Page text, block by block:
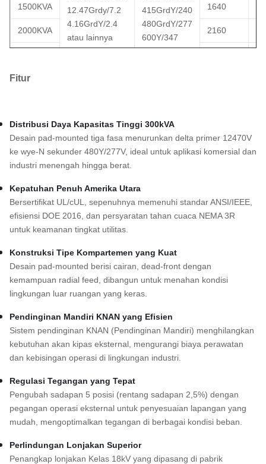
12.47Grdy/7.2
4.16GrdY/2.4
atau lainnya
415GrdY/240
480GrdY/277
600Y/347
1500KVA 1640
2000KVA 2160
3000KVA
Fitur
Distribusi Daya Kapasitas Tinggi 300kVA
Desain pad-mounted tiga fasa menurunkan delta primer 12470V
ke wye-N sekunder 480Y/277V, ideal untuk aplikasi komersial dan
industri menengah hingga berat.
Kepatuhan Penuh Amerika Utara
Bersertifikat UL/cUL, sepenuhnya memenuhi standar ANSI/IEEE,
efisiensi DOE 2016, dan persyaratan tahan cuaca NEMA 3R
untuk keamanan tingkat utilitas.
Konstruksi Tipe Kompartemen yang Kuat
Desain pad-mounted berisi cairan, dead-front dengan
kemampuan radial feed, dibangun untuk menahan kondisi
lingkungan luar ruangan yang keras.
Pendinginan Mandiri KNAN yang Efisien
Sistem pendinginan KNAN (Pendinginan Mandiri) menghilangkan
kebutuhan akan kipas eksternal, mengurangi biaya perawatan
dan kebisingan operasi di lingkungan industri.
Regulasi Tegangan yang Tepat
Pengubah sadapan 5 posisi (rentang sadapan 2,5%) dengan
pegangan operasi eksternal untuk penyesuaian lapangan yang
mudah, mengoptimalkan tegangan di berbagai kondisi beban.
Perlindungan Lonjakan Superior
Penangkap lonjakan Kelas 18kV yang dipasang di pabrik